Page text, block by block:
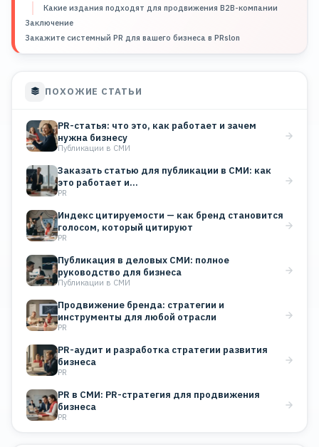
Какие издания подходят для продвижения B2B-компании
Заключение
Закажите системный PR для вашего бизнеса в PRslon
ПОХОЖИЕ СТАТЬИ
PR-статья: что это, как работает и зачем
нужна бизнесу
Публикации в СМИ
Заказать статью для публикации в СМИ: как
это работает и…
PR
Индекс цитируемости — как бренд становится
голосом, который цитируют
PR
Публикация в деловых СМИ: полное
руководство для бизнеса
Публикации в СМИ
Продвижение бренда: стратегии и
инструменты для любой отрасли
PR
PR-аудит и разработка стратегии развития
бизнеса
PR
PR в СМИ: PR-стратегия для продвижения
бизнеса
PR